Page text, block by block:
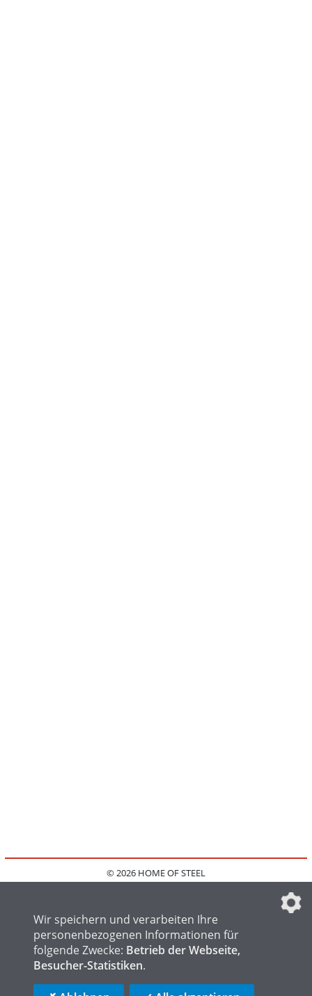
© 2026 HOME OF STEEL
IMPRESSUM
FAQ
DATENSCHUTZEINSTELLUNGEN
HOME OF WELDING
HOME OF LOGISTICS
Wir speichern und verarbeiten Ihre
personenbezogenen Informationen für
folgende Zwecke: Betrieb der Webseite,
Besucher-Statistiken.